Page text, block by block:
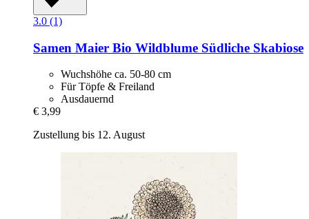
3.0 (1)
Samen Maier Bio Wildblume Südliche Skabiose
Wuchshöhe ca. 50-80 cm
Für Töpfe & Freiland
Ausdauernd
€ 3,99
Zustellung bis 12. August